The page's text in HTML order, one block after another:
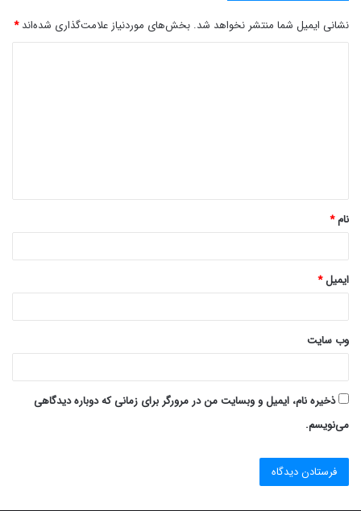
نشانی ایمیل شما منتشر نخواهد شد. بخش‌های موردنیاز علامت‌گذاری شده‌اند*
*
نام*
ایمیل*
وب‌ سایت
ذخیره نام، ایمیل و وبسایت من در مرورگر برای زمانی که دوباره دیدگاهی
می‌نویسم.